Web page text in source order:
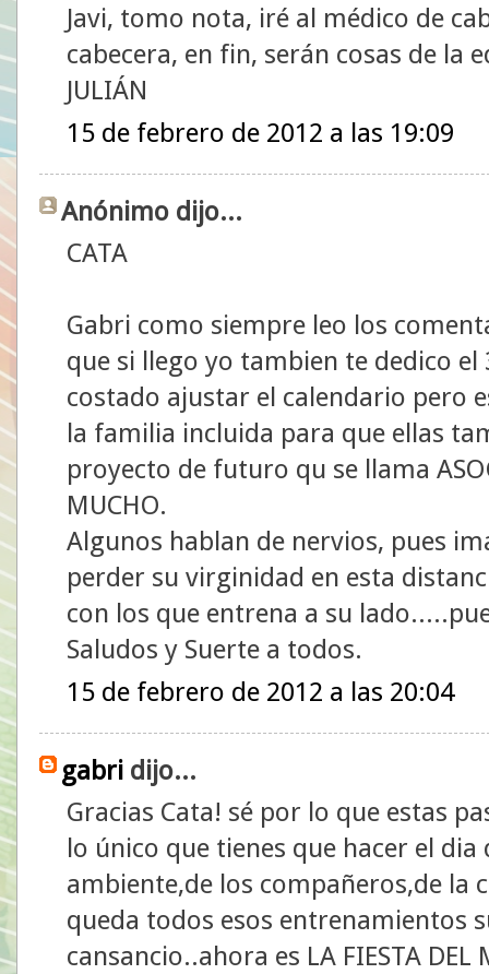
Javi, tomo nota, iré al médico de
cabecera, en fin, serán cosas de la
JULIÁN
15 de febrero de 2012 a las 19:09
Anónimo dijo...
CATA
Gabri como siempre leo los
que si llego yo tambien te dedico
costado ajustar el calendario pero
la familia incluida para que ellas
proyecto de futuro qu se llama
MUCHO.
Algunos hablan de nervios, pues
perder su virginidad en esta
con los que entrena a su
Saludos y Suerte a todos.
15 de febrero de 2012 a las 20:04
gabri dijo...
Gracias Cata! sé por lo que estas
lo único que tienes que hacer el dia
ambiente,de los compañeros,de la
queda todos esos entrenamientos
cansancio..ahora es LA FIESTA DEL